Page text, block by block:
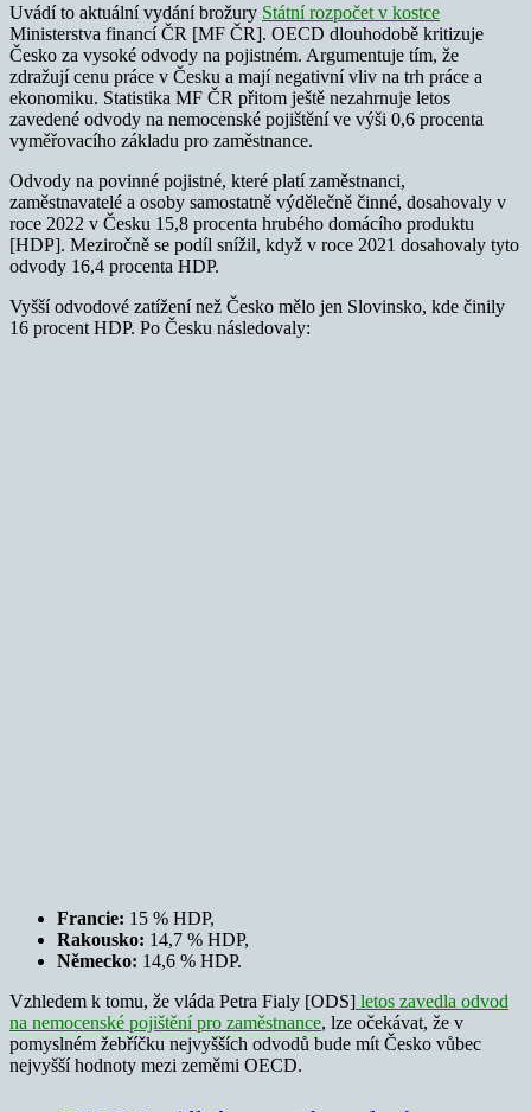
Uvádí to aktuální vydání brožury Státní rozpočet v kostce
Ministerstva financí ČR [MF ČR]. OECD dlouhodobě kritizuje
Česko za vysoké odvody na pojistném. Argumentuje tím, že
zdražují cenu práce v Česku a mají negativní vliv na trh práce a
ekonomiku. Statistika MF ČR přitom ještě nezahrnuje letos
zavedené odvody na nemocenské pojištění ve výši 0,6 procenta
vyměřovacího základu pro zaměstnance.
Odvody na povinné pojistné, které platí zaměstnanci,
zaměstnavatelé a osoby samostatně výdělečně činné, dosahovaly v
roce 2022 v Česku 15,8 procenta hrubého domácího produktu
[HDP]. Meziročně se podíl snížil, když v roce 2021 dosahovaly tyto
odvody 16,4 procenta HDP.
Vyšší odvodové zatížení než Česko mělo jen Slovinsko, kde činily
16 procent HDP. Po Česku následovaly:
Francie: 15 % HDP,
Rakousko: 14,7 % HDP,
Německo: 14,6 % HDP.
Vzhledem k tomu, že vláda Petra Fialy [ODS] letos zavedla odvod
na nemocenské pojištění pro zaměstnance, lze očekávat, že v
pomyslném žebříčku nejvyšších odvodů bude mít Česko vůbec
nejvyšší hodnoty mezi zeměmi OECD.